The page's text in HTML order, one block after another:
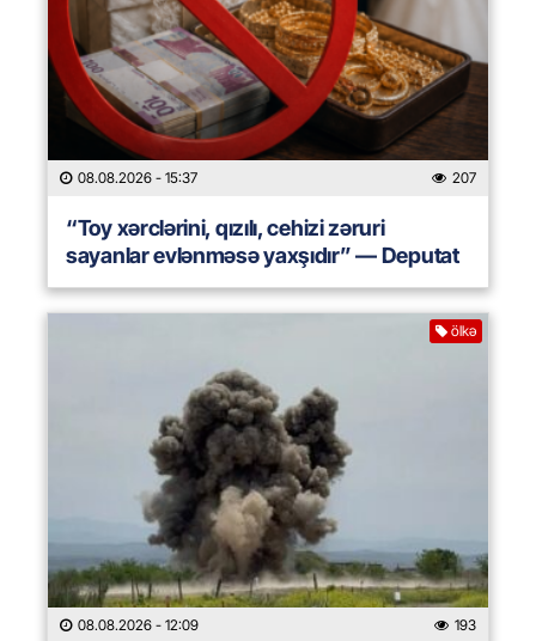
08.08.2026 - 15:37 207
“Toy xərclərini, qızılı, cehizi zəruri
sayanlar evlənməsə yaxşıdır” — Deputat
ölkə
08.08.2026 - 12:09 193